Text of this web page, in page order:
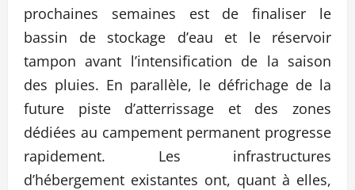
prochaines semaines est de finaliser le
bassin de stockage d’eau et le réservoir
tampon avant l’intensification de la saison
des pluies. En parallèle, le défrichage de la
future piste d’atterrissage et des zones
dédiées au campement permanent progresse
rapidement. Les infrastructures
d’hébergement existantes ont, quant à elles,